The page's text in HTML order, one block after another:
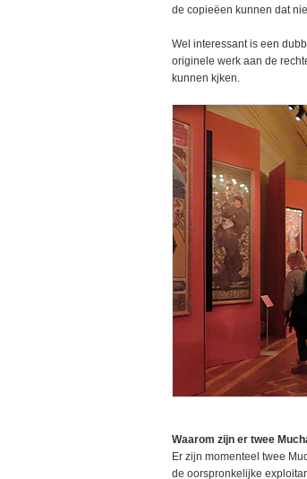
de copieëen kunnen dat
Wel interessant is een
originele werk aan de
kunnen kjken.
Waarom zijn er twee
Er zijn momenteel twee
de oorspronkelijke